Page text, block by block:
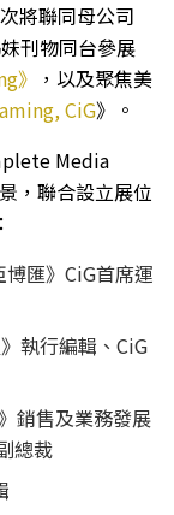
將聯同母公司
妹刊物同台參展
》 ，以及聚焦美
CiG》。
Media
，聯合設立展位
匯》CiG首席運
執行編輯、CiG
及業務發展
總裁